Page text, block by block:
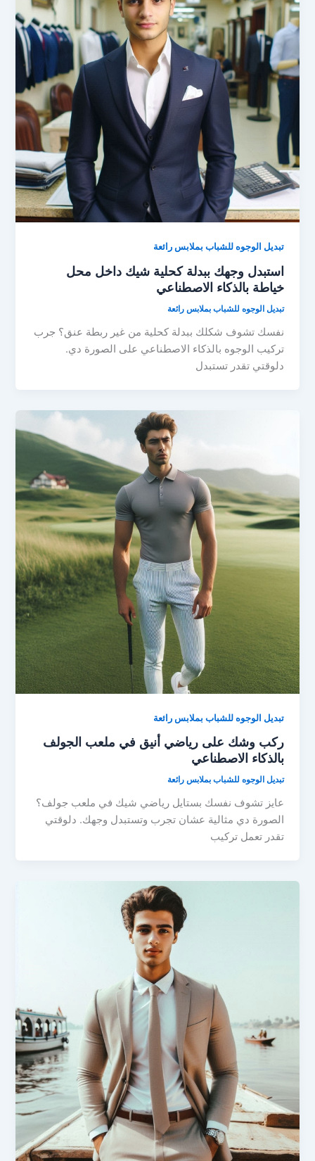
تبديل الوجوه للشباب بملابس رائعة
استبدل وجهك ببدلة كحلية شيك داخل محل
خياطة بالذكاء الاصطناعي
تبديل الوجوه للشباب بملابس رائعة
نفسك تشوف شكلك ببدلة كحلية من غير ربطة عنق؟ جرب
تركيب الوجوه بالذكاء الاصطناعي على الصورة دي.
دلوقتي تقدر تستبدل
تبديل الوجوه للشباب بملابس رائعة
ركب وشك على رياضي أنيق في ملعب الجولف
بالذكاء الاصطناعي
تبديل الوجوه للشباب بملابس رائعة
عايز تشوف نفسك بستايل رياضي شيك في ملعب جولف؟
الصورة دي مثالية عشان تجرب وتستبدل وجهك. دلوقتي
تقدر تعمل تركيب